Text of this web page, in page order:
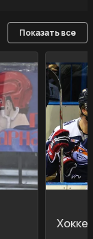
Показать все